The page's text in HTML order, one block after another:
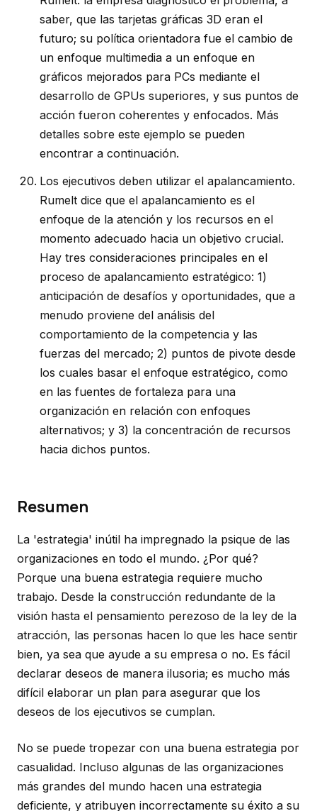
saber, que las tarjetas gráficas 3D eran el
futuro; su política orientadora fue el cambio de
un enfoque multimedia a un enfoque en
gráficos mejorados para PCs mediante el
desarrollo de GPUs superiores, y sus puntos de
acción fueron coherentes y enfocados. Más
detalles sobre este ejemplo se pueden
encontrar a continuación.
Los ejecutivos deben utilizar el apalancamiento.
Rumelt dice que el apalancamiento es el
enfoque de la atención y los recursos en el
momento adecuado hacia un objetivo crucial.
Hay tres consideraciones principales en el
proceso de apalancamiento estratégico: 1)
anticipación de desafíos y oportunidades, que a
menudo proviene del análisis del
comportamiento de la competencia y las
fuerzas del mercado; 2) puntos de pivote desde
los cuales basar el enfoque estratégico, como
en las fuentes de fortaleza para una
organización en relación con enfoques
alternativos; y 3) la concentración de recursos
hacia dichos puntos.
Resumen
La 'estrategia' inútil ha impregnado la psique de las
organizaciones en todo el mundo. ¿Por qué?
Porque una buena estrategia requiere mucho
trabajo. Desde la construcción redundante de la
visión hasta el pensamiento perezoso de la ley de la
atracción, las personas hacen lo que les hace sentir
bien, ya sea que ayude a su empresa o no. Es fácil
declarar deseos de manera ilusoria; es mucho más
difícil elaborar un plan para asegurar que los
deseos de los ejecutivos se cumplan.
No se puede tropezar con una buena estrategia por
casualidad. Incluso algunas de las organizaciones
más grandes del mundo hacen una estrategia
deficiente, y atribuyen incorrectamente su éxito a su